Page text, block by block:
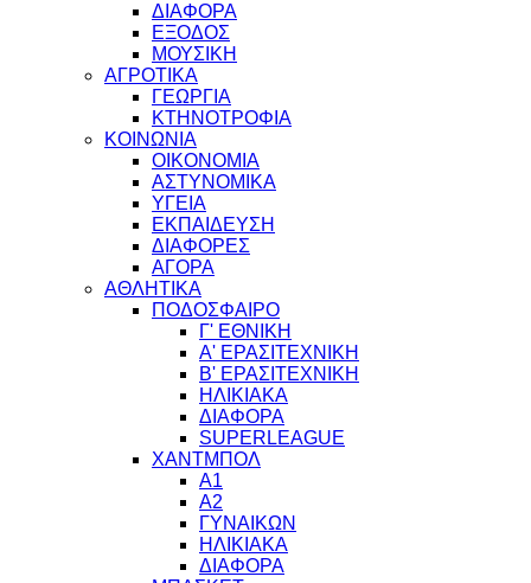
ΔΙΑΦΟΡΑ
ΕΞΟΔΟΣ
ΜΟΥΣΙΚΗ
ΑΓΡΟΤΙΚΑ
ΓΕΩΡΓΙΑ
ΚΤΗΝΟΤΡΟΦΙΑ
ΚΟΙΝΩΝΙΑ
ΟΙΚΟΝΟΜΙΑ
ΑΣΤΥΝΟΜΙΚΑ
ΥΓΕΙΑ
ΕΚΠΑΙΔΕΥΣΗ
ΔΙΑΦΟΡΕΣ
ΑΓΟΡΑ
ΑΘΛΗΤΙΚΑ
ΠΟΔΟΣΦΑΙΡΟ
Γ' ΕΘΝΙΚΗ
Α' ΕΡΑΣΙΤΕΧΝΙΚΗ
Β' ΕΡΑΣΙΤΕΧΝΙΚΗ
ΗΛΙΚΙΑΚΑ
ΔΙΑΦΟΡΑ
SUPERLEAGUE
ΧΑΝΤΜΠΟΛ
Α1
Α2
ΓΥΝΑΙΚΩΝ
ΗΛΙΚΙΑΚΑ
ΔΙΑΦΟΡΑ